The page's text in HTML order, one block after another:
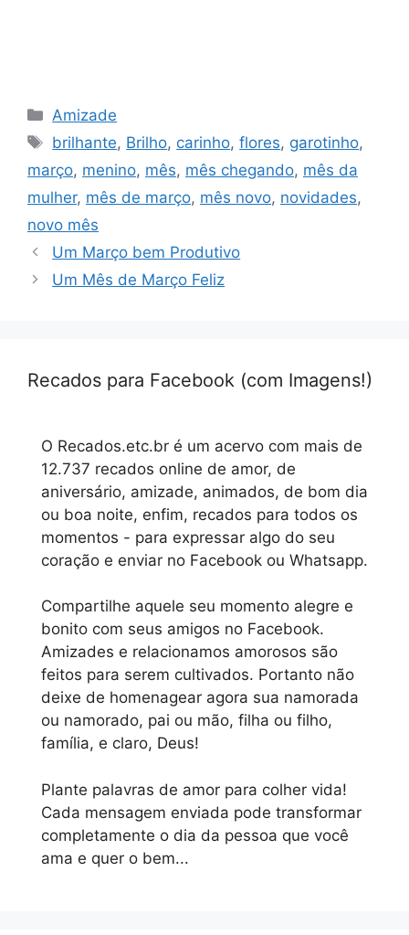
Categorias
Amizade
Tags
brilhante, Brilho, carinho,flores, garotinho,
março, menino, mês, mês chegando, mês da
mulher, mês de março, mês novo, novidades,
novo mês
Um Março bem Produtivo
Um Mês de Março Feliz
Recados para Facebook (com Imagens!)
O Recados.etc.br é um acervo com mais de
12.737 recados online de amor, de
aniversário, amizade, animados, de bom dia
ou boa noite, enfim, recados para todos os
momentos - para expressar algo do seu
coração e enviar no Facebook ou Whatsapp.
Compartilhe aquele seu momento alegre e
bonito com seus amigos no Facebook.
Amizades e relacionamos amorosos são
feitos para serem cultivados. Portanto não
deixe de homenagear agora sua namorada
ou namorado, pai ou mão, filha ou filho,
família, e claro, Deus!
Plante palavras de amor para colher vida!
Cada mensagem enviada pode transformar
completamente o dia da pessoa que você
ama e quer o bem...